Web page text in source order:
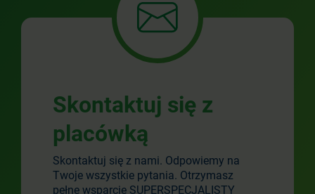
Skontaktuj się z
placówką
Skontaktuj się z nami. Odpowiemy na
Twoje wszystkie pytania. Otrzymasz
pełne wsparcie SUPERSPECJALISTY